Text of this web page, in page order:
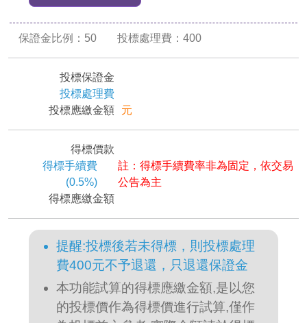
保證金比例： 50 投標處理費： 400
投標保證金
投標處理費
投標應繳金額
元
得標價款
得標手續費
(0.5%)
註：得標手續費率非為固定，依交易
公告為主
得標應繳金額
提醒:投標後若未得標，則投標處理
費400元不予退還，只退還保證金
本功能試算的得標應繳金額,是以您
的投標價作為得標價進行試算,僅作